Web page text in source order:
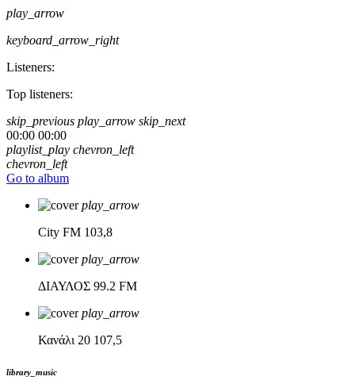
play_arrow
keyboard_arrow_right
Listeners:
Top listeners:
skip_previous play_arrow skip_next
00:00 00:00
playlist_play chevron_left
chevron_left
Go to album
play_arrow
City FM 103,8
play_arrow
ΔΙΑΥΛΟΣ 99.2 FM
play_arrow
Κανάλι 20 107,5
library_music